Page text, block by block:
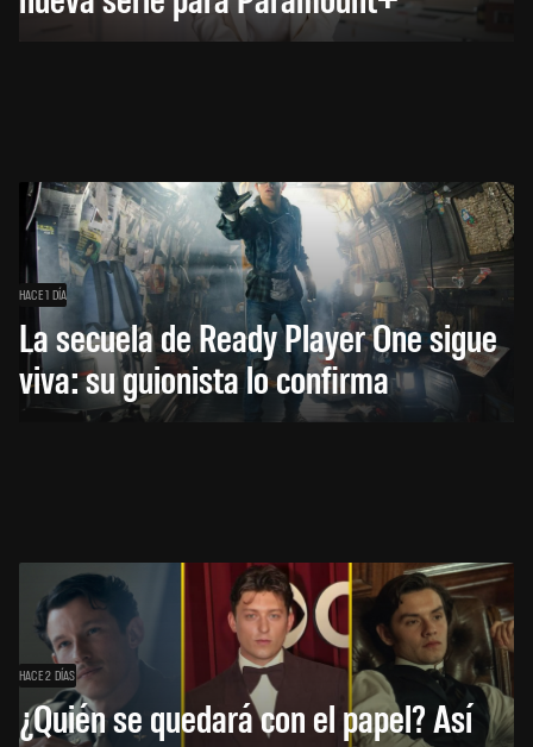
HACE 1 DÍA
La secuela de Ready Player One sigue
viva: su guionista lo confirma
HACE 2 DÍAS
¿Quién se quedará con el papel? Así